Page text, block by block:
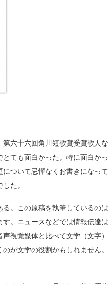
六十六回角川短歌賞受賞歌人な
ても面白かった。特に面白かっ
ついて忌憚なくお書きになって
た。
。この原稿を執筆しているのは
。ニュースなどでは情報伝達は
視覚媒体と比べて文学（文字）
が文学の役割かもしれません。